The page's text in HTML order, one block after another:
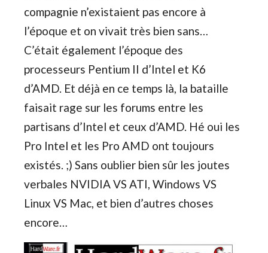
compagnie n’existaient pas encore à
l’époque et on vivait très bien sans…
C’était également l’époque des
processeurs Pentium II d’Intel et K6
d’AMD. Et déjà en ce temps là, la bataille
faisait rage sur les forums entre les
partisans d’Intel et ceux d’AMD. Hé oui les
Pro Intel et les Pro AMD ont toujours
existés. ;) Sans oublier bien sûr les joutes
verbales NVIDIA VS ATI, Windows VS
Linux VS Mac, et bien d’autres choses
encore…